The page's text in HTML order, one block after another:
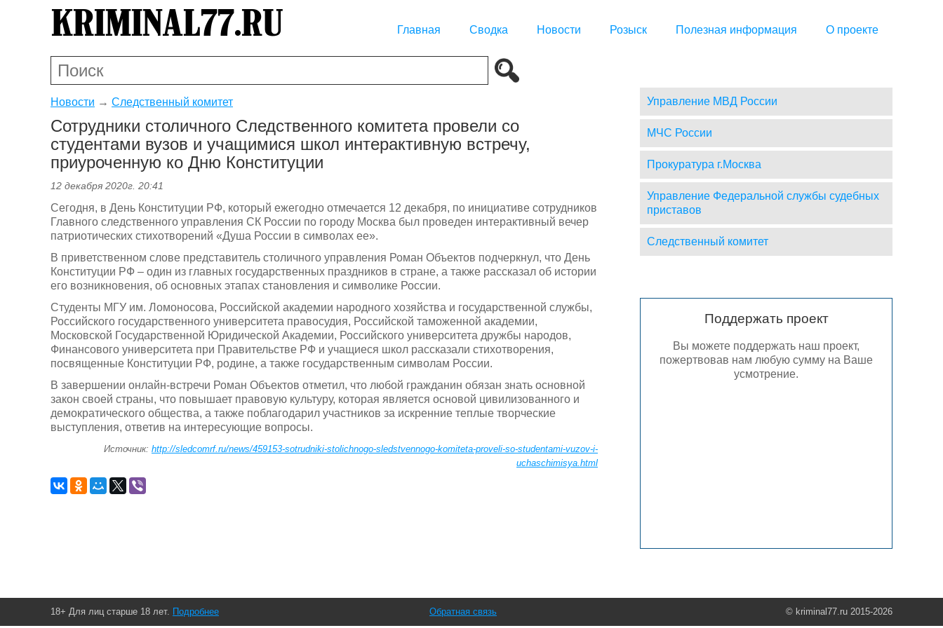
Главная Сводка Новости Розыск Полезная информация О проекте
Новости → Следственный комитет
Сотрудники столичного Следственного комитета провели со
студентами вузов и учащимися школ интерактивную встречу,
приуроченную ко Дню Конституции
12 декабря 2020г. 20:41
Сегодня, в День Конституции РФ, который ежегодно отмечается 12 декабря, по инициативе сотрудников
Главного следственного управления СК России по городу Москва был проведен интерактивный вечер
патриотических стихотворений «Душа России в символах ее».
В приветственном слове представитель столичного управления Роман Объектов подчеркнул, что День
Конституции РФ – один из главных государственных праздников в стране, а также рассказал об истории
его возникновения, об основных этапах становления и символике России.
Студенты МГУ им. Ломоносова, Российской академии народного хозяйства и государственной службы,
Российского государственного университета правосудия, Российской таможенной академии,
Московской Государственной Юридической Академии, Российского университета дружбы народов,
Финансового университета при Правительстве РФ и учащиеся школ рассказали стихотворения,
посвященные Конституции РФ, родине, а также государственным символам России.
В завершении онлайн-встречи Роман Объектов отметил, что любой гражданин обязан знать основной
закон своей страны, что повышает правовую культуру, которая является основой цивилизованного и
демократического общества, а также поблагодарил участников за искренние теплые творческие
выступления, ответив на интересующие вопросы.
Источник: http://sledcomrf.ru/news/459153-sotrudniki-stolichnogo-sledstvennogo-komiteta-proveli-so-studentami-vuzov-i-
uchaschimisya.html
Управление МВД России
МЧС России
Прокуратура г.Москва
Управление Федеральной службы судебных
приставов
Следственный комитет
Поддержать проект
Вы можете поддержать наш проект,
пожертвовав нам любую сумму на Ваше
усмотрение.
18+ Для лиц старше 18 лет. Подробнее © kriminal77.ru 2015-2026
Обратная связь